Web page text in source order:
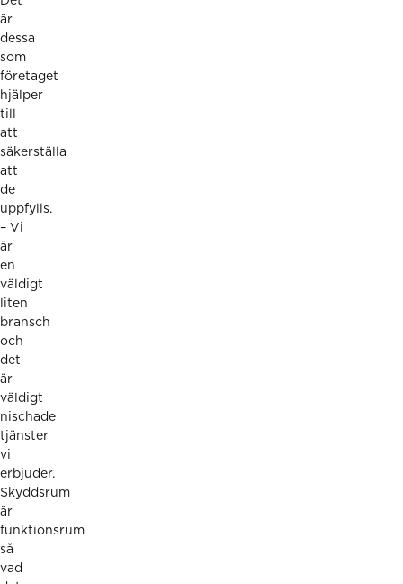
är
dessa
som
företaget
hjälper
till
att
säkerställa
att
de
uppfylls.
– Vi
är
en
väldigt
liten
bransch
och
det
är
väldigt
nischade
tjänster
vi
erbjuder.
Skyddsrum
är
funktionsrum
så
vad